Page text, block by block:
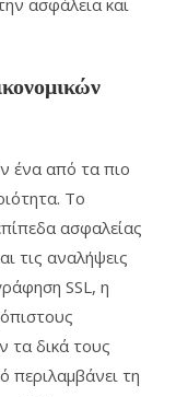
ασφάλεια και
ένα από τα πιο
Το
ασφαλείας
τις αναλήψεις
SSL, η
δικά τους
περιλαμβάνει τη